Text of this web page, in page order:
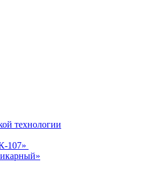
технологии
107»